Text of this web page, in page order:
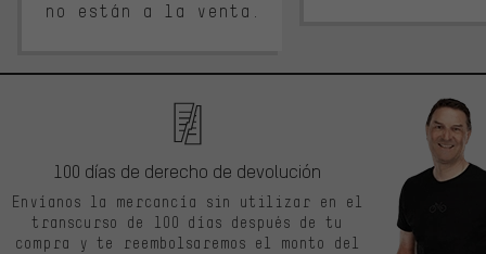
no están a la venta.
100 días de derecho de devolución
Envíanos la mercancía sin utilizar en el
transcurso de 100 días después de tu
compra y te reembolsaremos el monto del